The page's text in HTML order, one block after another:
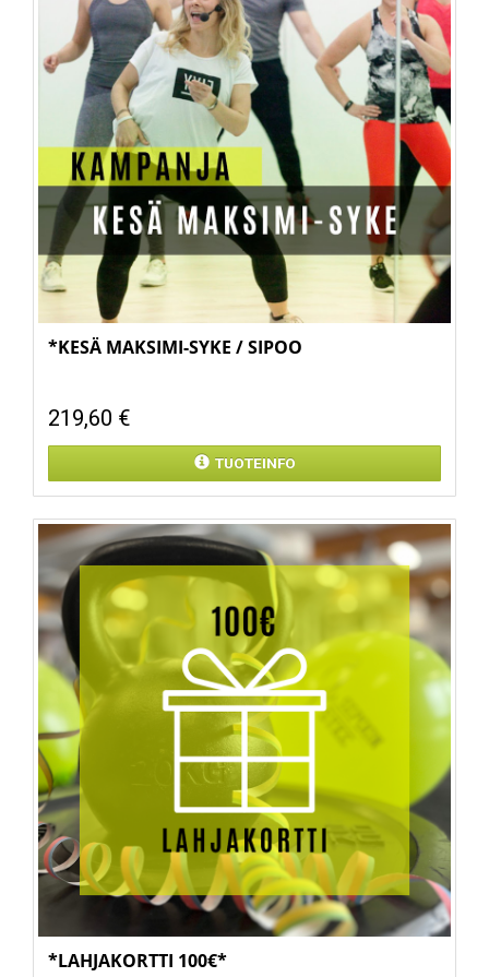
*KESÄ MAKSIMI-SYKE / SIPOO
219,60 €
TUOTEINFO
*LAHJAKORTTI 100€*